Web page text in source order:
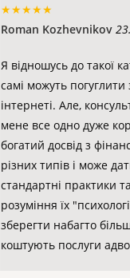
★★★★★
Roman Kozhevnikov
Я відношусь до такої
самі можуть
інтернеті. Але,
мене все одно дуже
богатий досвід з
різних типів і може
стандартні практики
розуміння їх
зберегти набагто
коштують послуги